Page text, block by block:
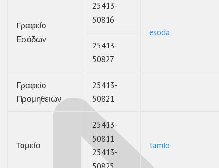
Γραφείο
Εσόδων
25413-
50816
esoda
25413-
50827
Γραφείο
Προμηθειών
25413-
50821
Ταμείο
25413-
50811
25413-
tamio